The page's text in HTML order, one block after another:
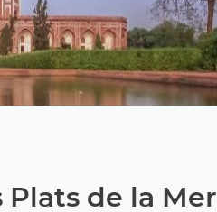
Plats de la Mer